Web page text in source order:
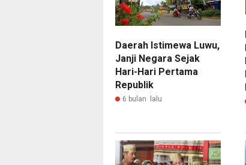
Daerah Istimewa Luwu,
Janji Negara Sejak
Hari-Hari Pertama
Republik
6 bulan lalu